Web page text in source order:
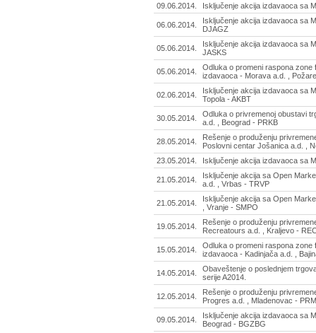
09.06.2014. Isključenje akcija izdavaoca sa
06.06.2014.
Isključenje akcija izdavaoca sa
DJAGZ
05.06.2014.
Isključenje akcija izdavaoca sa
JASKS
05.06.2014.
Odluka o promeni raspona zone
izdavaoca - Morava a.d. ,
02.06.2014.
Isključenje akcija izdavaoca sa
Topola - AKBT
30.05.2014.
Odluka o privremenoj obustavi
a.d. , Beograd - PRKB
28.05.2014.
Rešenje o produženju
Poslovni centar Jošanica a.d. ,
23.05.2014.
Isključenje akcija izdavaoca sa
21.05.2014.
Isključenje akcija sa Open
a.d. , Vrbas - TRVP
21.05.2014.
Isključenje akcija sa Open
, Vranje - SMPO
19.05.2014.
Rešenje o produženju
Recreatours a.d. , Kraljevo -
15.05.2014.
Odluka o promeni raspona zone
izdavaoca - Kadinjača a.d. ,
14.05.2014.
Obaveštenje o poslednjem
serije A2014.
12.05.2014.
Rešenje o produženju
Progres a.d. , Mladenovac -
09.05.2014.
Isključenje akcija izdavaoca sa
Beograd - BGZBG